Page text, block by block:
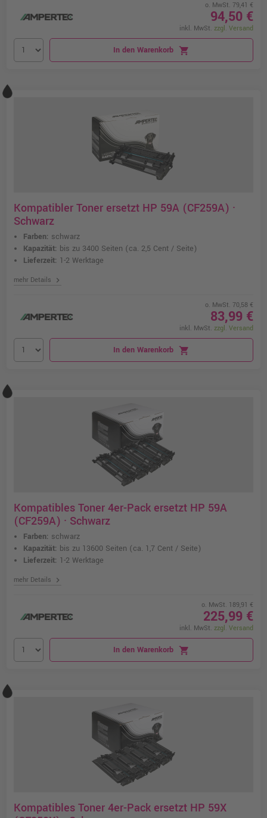
o. MwSt. 79,41 €
94,50 €
inkl. MwSt. zzgl. Versand
In den Warenkorb shopping_cart
Kompatibler Toner ersetzt HP 59A (CF259A) ·
Schwarz
Farben: schwarz
Kapazität: bis zu 3400 Seiten (ca. 2,5 Cent / Seite)
Lieferzeit: 1-2 Werktage
mehr Details chevron_right
o. MwSt. 70,58 €
83,99 €
inkl. MwSt. zzgl. Versand
In den Warenkorb shopping_cart
Kompatibles Toner 4er-Pack ersetzt HP 59A
(CF259A) · Schwarz
Farben: schwarz
Kapazität: bis zu 13600 Seiten (ca. 1,7 Cent / Seite)
Lieferzeit: 1-2 Werktage
mehr Details chevron_right
o. MwSt. 189,91 €
225,99 €
inkl. MwSt. zzgl. Versand
In den Warenkorb shopping_cart
Kompatibles Toner 4er-Pack ersetzt HP 59X